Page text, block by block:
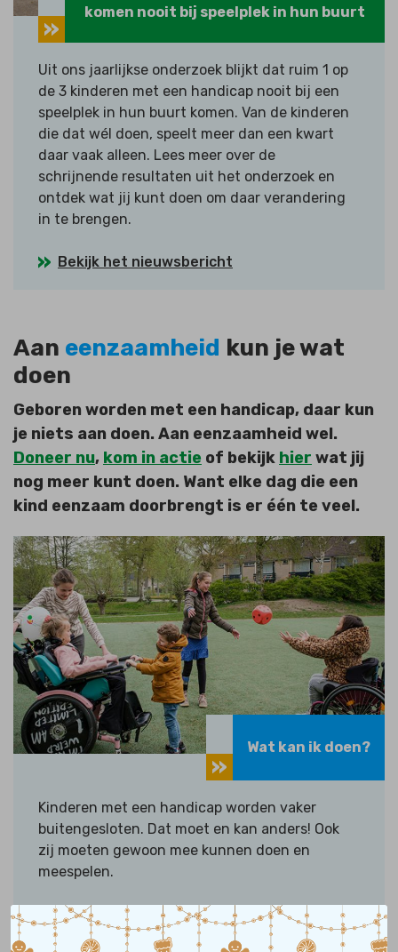
komen nooit bij speelplek in hun buurt
Uit ons jaarlijkse onderzoek blijkt dat ruim 1 op
de 3 kinderen met een handicap nooit bij een
speelplek in hun buurt komen. Van de kinderen
die dat wél doen, speelt meer dan een kwart
daar vaak alleen. Lees meer over de
schrijnende resultaten uit het onderzoek en
ontdek wat jij kunt doen om daar verandering
in te brengen.
Bekijk het nieuwsbericht
Aan eenzaamheid kun je wat
doen
Geboren worden met een handicap, daar kun
je niets aan doen. Aan eenzaamheid wel.
Doneer nu, kom in actie of bekijk hier wat jij
nog meer kunt doen. Want elke dag die een
kind eenzaam doorbrengt is er één te veel.
Wat kan ik doen?
Kinderen met een handicap worden vaker
buitengesloten. Dat moet en kan anders! Ook
zij moeten gewoon mee kunnen doen en
meespelen.
Lees wat jij kunt doen om dit te
veranderen